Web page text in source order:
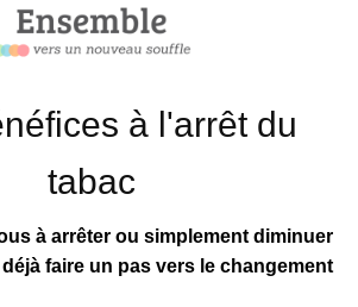
à l'arrêt du
tabac
à arrêter ou simplement diminuer
déjà faire un pas vers le changement